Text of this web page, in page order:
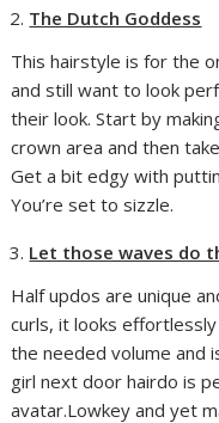
The Dutch Goddess
This hairstyle is for the
and still want to look
their look. Start by
crown area and then
Get a bit edgy with
You’re set to sizzle.
Let those waves do
Half updos are unique
curls, it looks
the needed volume and
girl next door hairdo is
avatar.Lowkey and yet